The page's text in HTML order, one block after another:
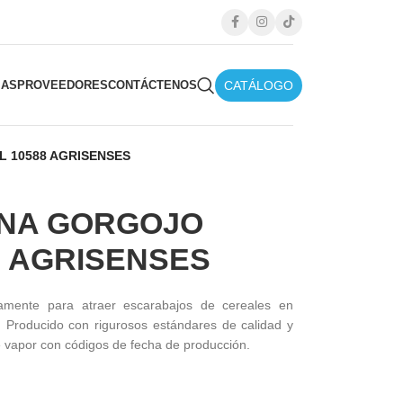
PROVEEDORESCONTÁCTENOS CATÁLOGO
10588 AGRISENSES
GORGOJO
para atraer escarabajos de cereales en
con rigurosos estándares de calidad y
con códigos de fecha de producción.